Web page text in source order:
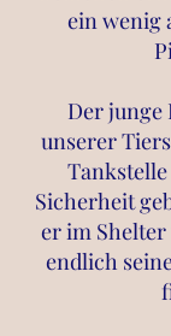
ein wenig
Der junge
unserer
Sicherheit
er im
endlich